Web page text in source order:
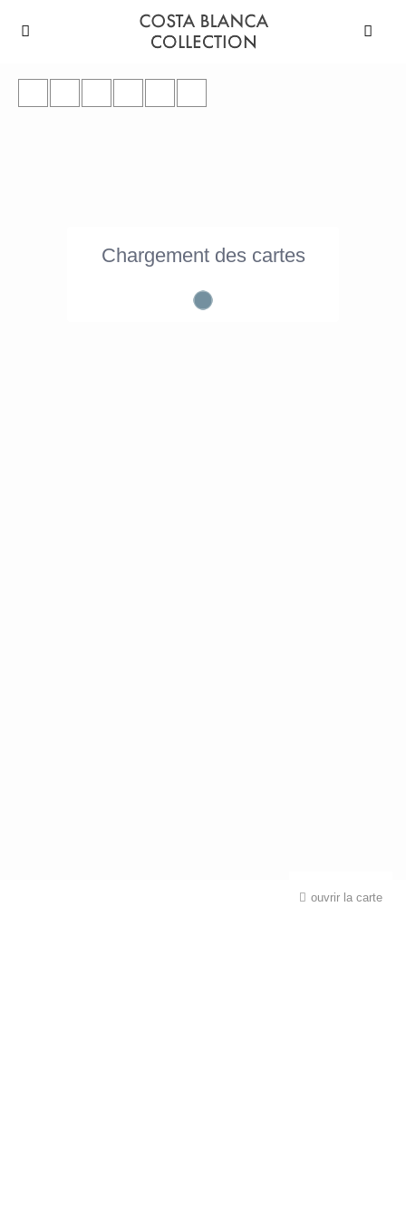
Chargement des cartes
ouvrir la carte